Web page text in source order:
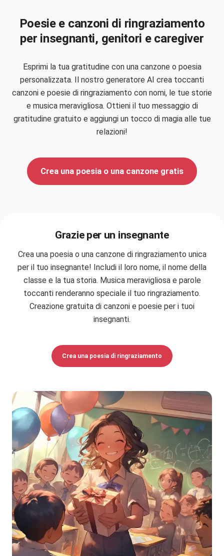
Poesie e canzoni di ringraziamento
per insegnanti, genitori e caregiver
Esprimi la tua gratitudine con una canzone o poesia
personalizzata. Il nostro generatore AI crea toccanti
canzoni e poesie di ringraziamento con nomi, le tue storie
e musica meravigliosa. Ottieni il tuo messaggio di
gratitudine gratuito e aggiungi un tocco di magia alle tue
relazioni!
Crea una poesia o una canzone gratis
Grazie per un insegnante
Crea una poesia o una canzone di ringraziamento unica
per il tuo insegnante! Includi il loro nome, il nome della
classe e la tua storia. Musica meravigliosa e parole
toccanti renderanno speciale il tuo ringraziamento.
Creazione gratuita di canzoni e poesie per i tuoi
insegnanti.
Crea una poesia di ringraziamento